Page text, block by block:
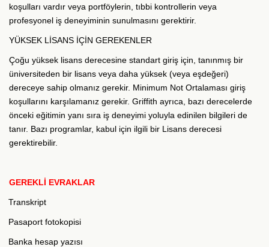
koşulları vardır veya portföylerin, tıbbi kontrollerin veya
profesyonel iş deneyiminin sunulmasını gerektirir.
YÜKSEK LİSANS İÇİN GEREKENLER
Çoğu yüksek lisans derecesine standart giriş için, tanınmış bir
üniversiteden bir lisans veya daha yüksek (veya eşdeğeri)
dereceye sahip olmanız gerekir. Minimum Not Ortalaması giriş
koşullarını karşılamanız gerekir. Griffith ayrıca, bazı derecelerde
önceki eğitimin yanı sıra iş deneyimi yoluyla edinilen bilgileri de
tanır. Bazı programlar, kabul için ilgili bir Lisans derecesi
gerektirebilir.
GEREKLİ EVRAKLAR
Transkript
Pasaport fotokopisi
Banka hesap yazısı